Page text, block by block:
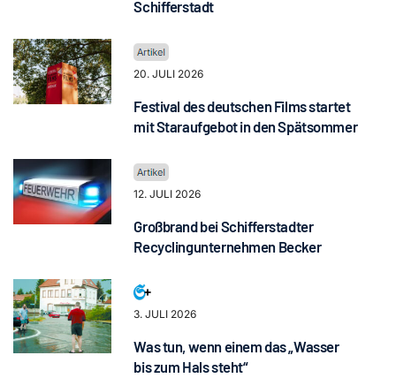
Schifferstadt
20. JULI 2026
Festival des deutschen Films startet
mit Staraufgebot in den Spätsommer
12. JULI 2026
Großbrand bei Schifferstadter
Recyclingunternehmen Becker
3. JULI 2026
Was tun, wenn einem das „Wasser
bis zum Hals steht“